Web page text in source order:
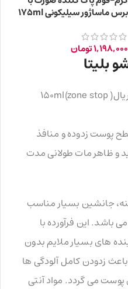
برس ماساژور سیلیکونی 175ml
1,198,000تومان
بلیتا
ژل شستشوی صورت آنتی باکتریال( 150ml(zone stop
پوست زدوده و منافذ
و ظاهر مات طولانی مدت
جانشین بسیار مناسب
این فرآورده با
های بسیار ملایم بدون
زدودن کامل آلودگی ها
پوست می گردد. مواد آنتی